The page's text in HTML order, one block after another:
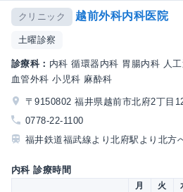
クリニック 越前外科内科医院
土曜診察
診療科： 内科 循環器内科 胃腸内科 人
血管外科 小児科 麻酔科
〒9150802 福井県越前市北府2丁目
0778-22-1100
福井鉄道福武線より北府駅より北方
内科 診療時間
月 火